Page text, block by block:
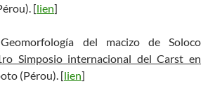
[lien]
del macizo de Soloco
Simposio internacional del Carst en
(Pérou). [lien]